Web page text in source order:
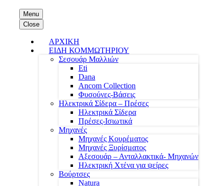
Menu
Close
ΑΡΧΙΚΗ
ΕΙΔΗ ΚΟΜΜΩΤΗΡΙΟΥ
Σεσουάρ Μαλλιών
Eti
Dana
Ancom Collection
Φυσούνες-Βάσεις
Ηλεκτρικά Σίδερα – Πρέσες
Ηλεκτρικά Σίδερα
Πρέσες-Ισιωτικά
Μηχανές
Μηχανές Κουρέματος
Μηχανές Ξυρίσματος
Αξεσουάρ – Ανταλλακτικά- Μηχανών
Ηλεκτρική Χτένα για ψείρες
Βούρτσες
Natura